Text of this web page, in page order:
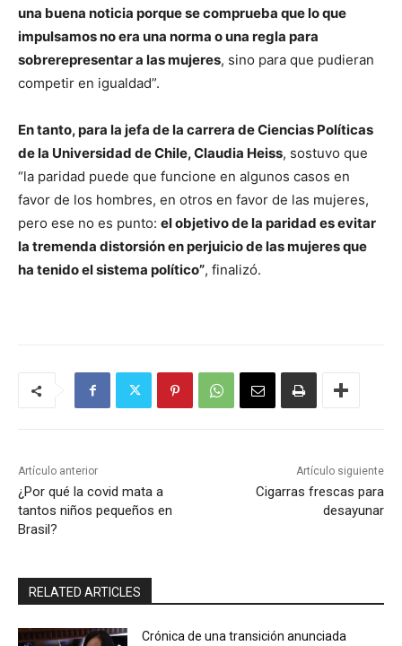
una buena noticia porque se comprueba que lo que
impulsamos no era una norma o una regla para
sobrerepresentar a las mujeres, sino para que pudieran
competir en igualdad”.
En tanto, para la jefa de la carrera de Ciencias Políticas
de la Universidad de Chile, Claudia Heiss, sostuvo que
“la paridad puede que funcione en algunos casos en
favor de los hombres, en otros en favor de las mujeres,
pero ese no es punto: el objetivo de la paridad es evitar
la tremenda distorsión en perjuicio de las mujeres que
ha tenido el sistema político”, finalizó.
Artículo anterior
¿Por qué la covid mata a
tantos niños pequeños en
Brasil?
Artículo siguiente
Cigarras frescas para
desayunar
RELATED ARTICLES
Crónica de una transición anunciada